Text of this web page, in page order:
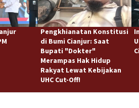
Pengkhianatan Konstitusi
di Bumi Cianjur: Saat
Bupati "Dokter"
Merampas Hak Hidup
Rakyat Lewat Kebijakan
UHC Cut-Off!